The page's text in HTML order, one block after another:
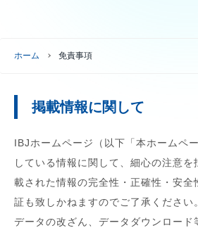
ホーム 免責事項
掲載情報に関して
IBJホームページ（以下「本ホームペ
している情報に関して、細心の注意
載された情報の完全性・正確性・安全
証も致しかねますのでご了承ください
データの改ざん、データダウンロード